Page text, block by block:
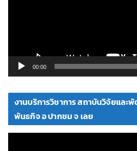
ดี
โ
00:00
งานบริการวิชาการ สถาบันวิจัยและ
พันธกิจ อ ปากชม จ เลย